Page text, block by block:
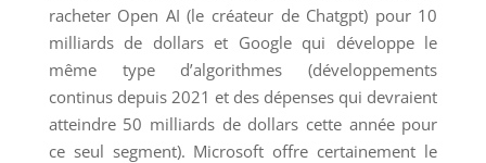
racheter Open AI (le créateur de Chatgpt) pour 10
milliards de dollars et Google qui développe le
même type d’algorithmes (développements
continus depuis 2021 et des dépenses qui devraient
atteindre 50 milliards de dollars cette année pour
ce seul segment). Microsoft offre certainement le